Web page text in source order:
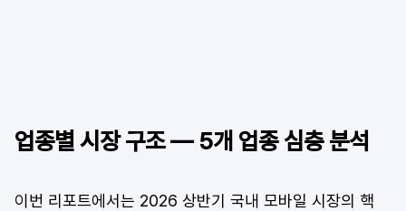
업종별 시장 구조 — 5개 업종 심층 분석
이번 리포트에서는 2026 상반기 국내 모바일 시장의 핵